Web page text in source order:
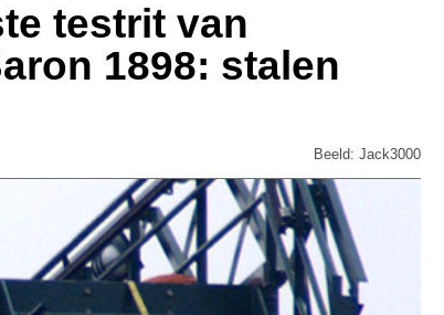
testrit van
1898: stalen
Beeld: Jack3000